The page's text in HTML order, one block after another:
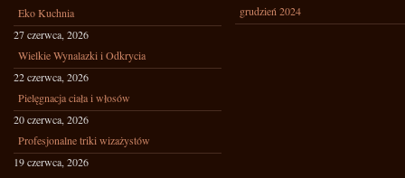
Eko Kuchnia
27 czerwca, 2026
Wielkie Wynalazki i Odkrycia
22 czerwca, 2026
Pielęgnacja ciała i włosów
20 czerwca, 2026
Profesjonalne triki wizażystów
19 czerwca, 2026
grudzień 2024